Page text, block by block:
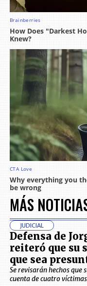
MÁS
JUDICIAL
Defensa de
reiteró que su
que sea
Se revisarán hechos
cuenta de cuatro